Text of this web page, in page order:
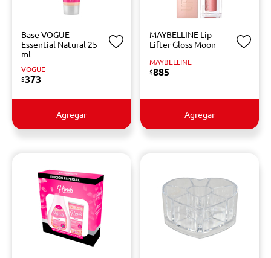
Base VOGUE
Essential Natural 25
ml
VOGUE
$373
Agregar
MAYBELLINE Lip
Lifter Gloss Moon
MAYBELLINE
$885
Agregar